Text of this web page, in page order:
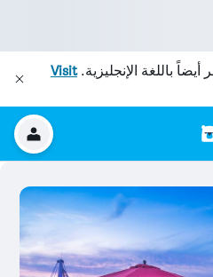
أيضاً باللغة الإنجليزية.Visit